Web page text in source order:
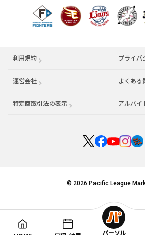
利用規約 プライバ
運営会社 （別ウィンドウで開く） よくある
特定商取引法の表示 アルバイ
© 2026 Pacific League
パーソル